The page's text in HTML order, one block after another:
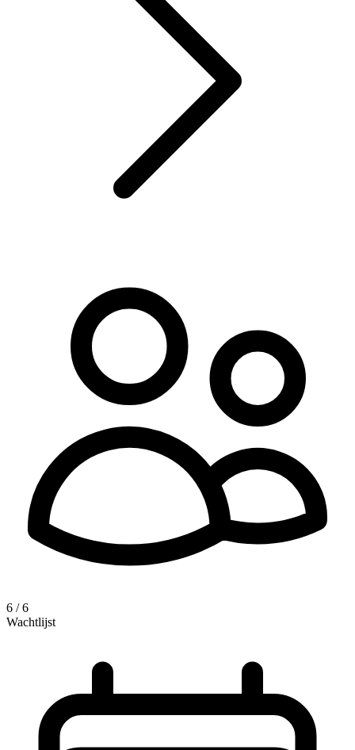
6 / 6
Wachtlijst